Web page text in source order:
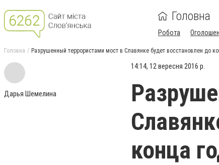
Головна
Робота
Головна Разрушенный террористами мост в Славянке будет восстановлен до
Дарья Шемелина
14:14, 12 вересня 2016 р.
конца